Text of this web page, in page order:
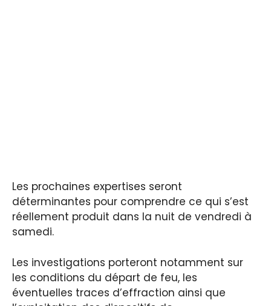
Les prochaines expertises seront
déterminantes pour comprendre ce qui s’est
réellement produit dans la nuit de vendredi à
samedi.
Les investigations porteront notamment sur
les conditions du départ de feu, les
éventuelles traces d’effraction ainsi que